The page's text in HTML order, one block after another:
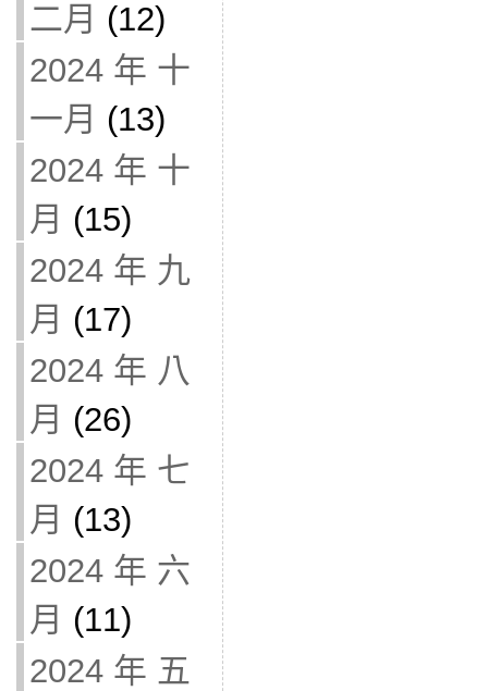
二月 (12)
2024 年 十
一月 (13)
2024 年 十
月 (15)
2024 年 九
月 (17)
2024 年 八
月 (26)
2024 年 七
月 (13)
2024 年 六
月 (11)
2024 年 五